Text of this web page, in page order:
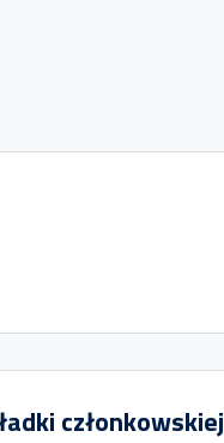
członkowskiej